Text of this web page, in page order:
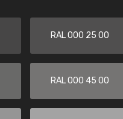
RAL 000 25 00
RAL 000 45 00